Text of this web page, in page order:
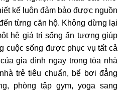
kế luôn đảm bảo được nguồn
từng căn hộ. Không dừng lại
hệ giá trị sống ấn tượng giúp
cuộc sống được phục vụ tất cả
gia đình ngay trong tòa nhà
trẻ tiêu chuẩn, bể bơi đẳng
phòng tập gym, yoga sang